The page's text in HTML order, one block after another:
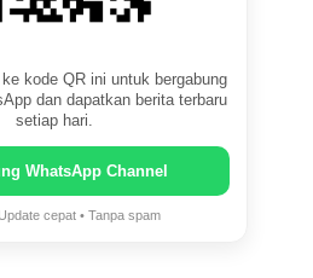
kode QR ini untuk bergabung
dan dapatkan berita terbaru
setiap hari.
WhatsApp Channel
cepat • Tanpa spam